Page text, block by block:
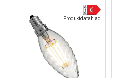
Produktdatablad